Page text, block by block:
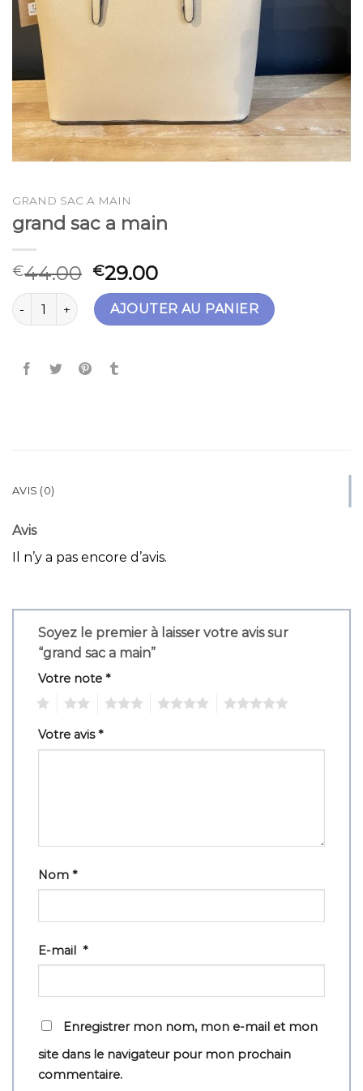
GRAND SAC A MAIN
grand sac a main
€44.00 €29.00
quantité de grand sac a mainAJOUTER AU PANIER
AVIS (0)
Avis
Il n’y a pas encore d’avis.
Soyez le premier à laisser votre avis sur
“grand sac a main”
Votre note *
Votre avis*
Nom *
E-mail *
Enregistrer mon nom, mon e-mail et mon
site dans le navigateur pour mon prochain
commentaire.